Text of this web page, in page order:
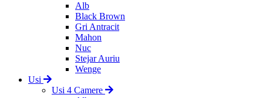
Alb
Black Brown
Gri Antracit
Mahon
Nuc
Stejar Auriu
Wenge
Usi
Usi 4 Camere